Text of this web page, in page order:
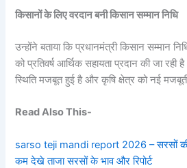
किसानों के लिए वरदान बनी किसान सम्मान निधि
उन्होंने बताया कि प्रधानमंत्री किसान सम्मान
को प्रतिवर्ष आर्थिक सहायता प्रदान की जा
स्थिति मजबूत हुई है और कृषि क्षेत्र को नई
Read Also This-
sarso teji mandi report 2026 – सरसों
कम देखे ताजा सरसों के भाव और रिपोर्ट